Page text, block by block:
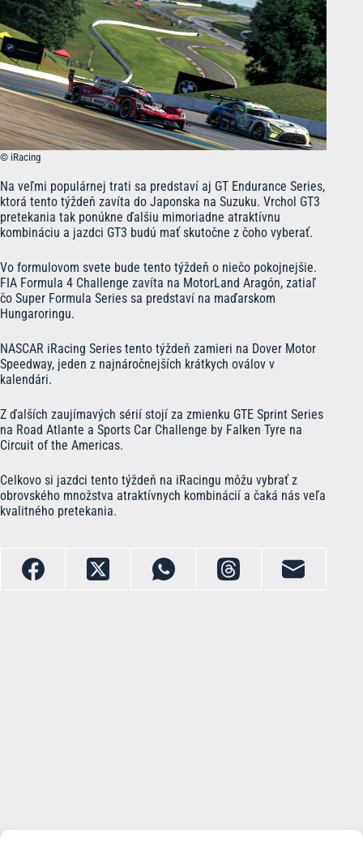
© iRacing
Na veľmi populárnej trati sa predstaví aj GT Endurance Series,
ktorá tento týždeň zavíta do Japonska na Suzuku. Vrchol GT3
pretekania tak ponúkne ďalšiu mimoriadne atraktívnu
kombináciu a jazdci GT3 budú mať skutočne z čoho vyberať.
Vo formulovom svete bude tento týždeň o niečo pokojnejšie.
FIA Formula 4 Challenge zavíta na MotorLand Aragón, zatiaľ
čo Super Formula Series sa predstaví na maďarskom
Hungaroringu.
NASCAR iRacing Series tento týždeň zamieri na Dover Motor
Speedway, jeden z najnáročnejších krátkych oválov v
kalendári.
Z ďalších zaujímavých sérií stojí za zmienku GTE Sprint Series
na Road Atlante a Sports Car Challenge by Falken Tyre na
Circuit of the Americas.
Celkovo si jazdci tento týždeň na iRacingu môžu vybrať z
obrovského množstva atraktívnych kombinácií a čaká nás veľa
kvalitného pretekania.